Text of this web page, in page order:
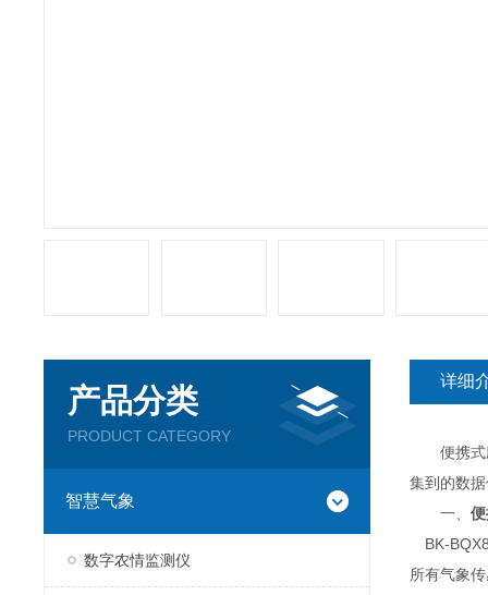
产品分类
PRODUCT CATEGORY
智慧气象
数字农情监测仪
详细
便携式应
集到的数
一、
BK-
所有气象